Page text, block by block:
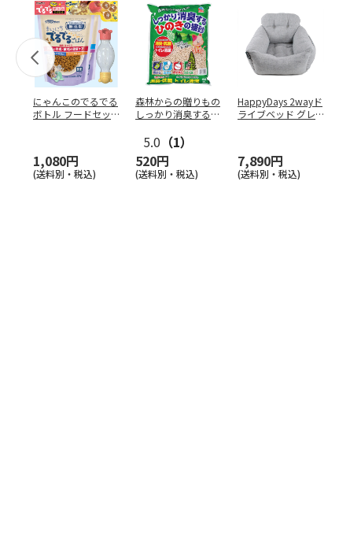
にゃんこのでるでる
ボトル フードセッ
1,080円
(送料別・税込)
森林からの贈りもの
しっかり消臭するひ
5.0 （1）
520円
(送料別・税込)
HappyDays 2wayド
ライブベッド グレ
7,890円
(送料別・税込)